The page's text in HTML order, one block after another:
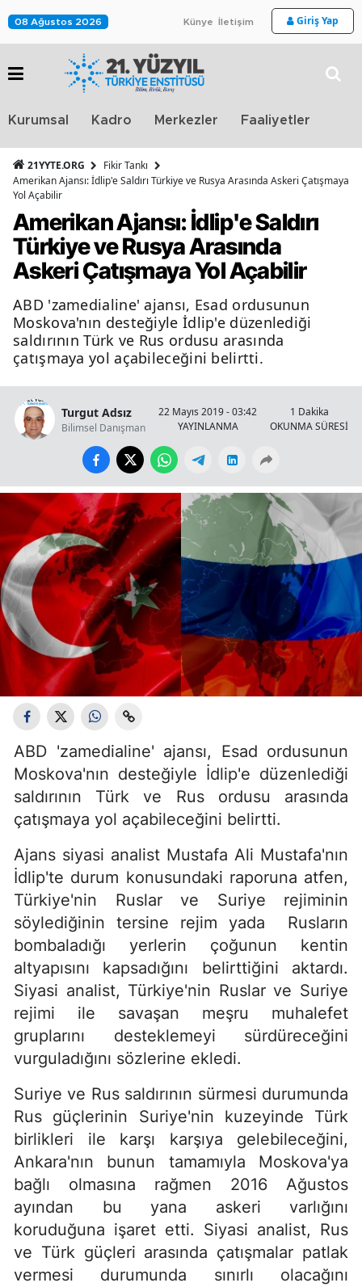
08 Ağustos 2026 Künye İletişim Giriş Yap
Kurumsal Kadro Merkezler Faaliyetler
21YYTE.ORG
Fikir Tankı
Amerikan Ajansı: İdlip'e Saldırı Türkiye ve Rusya Arasında Askeri Çatışmaya
Yol Açabilir
Amerikan Ajansı: İdlip'e Saldırı
Türkiye ve Rusya Arasında
Askeri Çatışmaya Yol Açabilir
ABD 'zamedialine' ajansı, Esad ordusunun
Moskova'nın desteğiyle İdlip'e düzenlediği
saldırının Türk ve Rus ordusu arasında
çatışmaya yol açabileceğini belirtti.
Turgut Adsız
Bilimsel Danışman
22 Mayıs 2019 - 03:42
YAYINLANMA
1 Dakika
OKUNMA SÜRESİ
ABD 'zamedialine' ajansı, Esad ordusunun
Moskova'nın desteğiyle İdlip'e düzenlediği
saldırının Türk ve Rus ordusu arasında
çatışmaya yol açabileceğini belirtti.
Ajans siyasi analist Mustafa Ali Mustafa'nın
İdlip'te durum konusundaki raporuna atfen,
Türkiye'nin Ruslar ve Suriye rejiminin
söylediğinin tersine rejim yada Rusların
bombaladığı yerlerin çoğunun kentin
altyapısını kapsadığını belirttiğini aktardı.
Siyasi analist, Türkiye'nin Ruslar ve Suriye
rejimi ile savaşan meşru muhalefet
gruplarını desteklemeyi sürdüreceğini
vurguladığını sözlerine ekledi.
Suriye ve Rus saldırının sürmesi durumunda
Rus güçlerinin Suriye'nin kuzeyinde Türk
birlikleri ile karşı karşıya gelebileceğini,
Ankara'nın bunun tamamıyla Moskova'ya
bağlı olmasına rağmen 2016 Ağustos
ayından bu yana askeri varlığını
koruduğuna işaret etti. Siyasi analist, Rus
ve Türk güçleri arasında çatışmalar patlak
vermesi durumunda sınırlı olacağını